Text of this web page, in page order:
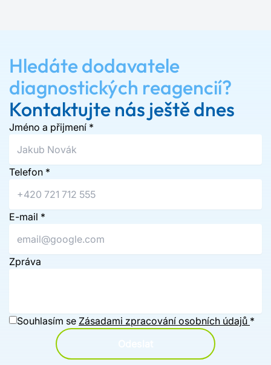
Hledáte dodavatele
diagnostických reagencií?
Kontaktujte nás ještě dnes
Jméno a přijmení *
Telefon *
E-mail *
Zpráva
Souhlasím se Zásadami zpracování osobních údajů *